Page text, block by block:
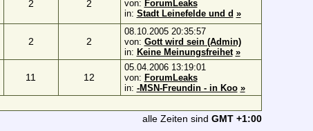
2 2
von: ForumLeaks
in: Stadt Leinefelde und d »
2 2
08.10.2005 20:35:57
von: Gott wird sein (Admin)
in: Keine Meinungsfreihet »
11 12
05.04.2006 13:19:01
von: ForumLeaks
in: -MSN-Freundin - in Koo »
alle Zeiten sind GMT +1:00